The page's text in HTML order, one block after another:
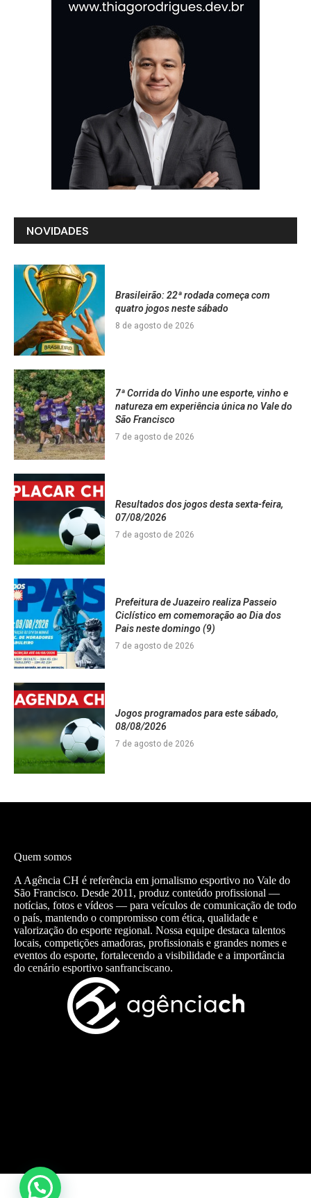
NOVIDADES
Brasileirão: 22ª rodada começa com
quatro jogos neste sábado
8 de agosto de 2026
7ª Corrida do Vinho une esporte, vinho e
natureza em experiência única no Vale do
São Francisco
7 de agosto de 2026
Resultados dos jogos desta sexta-feira,
07/08/2026
7 de agosto de 2026
Prefeitura de Juazeiro realiza Passeio
Ciclístico em comemoração ao Dia dos
Pais neste domingo (9)
7 de agosto de 2026
Jogos programados para este sábado,
08/08/2026
7 de agosto de 2026
Quem somos
A Agência CH é referência em jornalismo esportivo no Vale do
São Francisco. Desde 2011, produz conteúdo profissional —
notícias, fotos e vídeos — para veículos de comunicação de todo
o país, mantendo o compromisso com ética, qualidade e
valorização do esporte regional. Nossa equipe destaca talentos
locais, competições amadoras, profissionais e grandes nomes e
eventos do esporte, fortalecendo a visibilidade e a importância
do cenário esportivo sanfranciscano.